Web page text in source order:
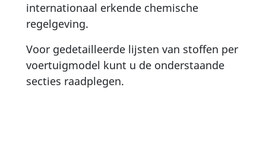
internationaal erkende chemische
regelgeving.
Voor gedetailleerde lijsten van stoffen per
voertuigmodel kunt u de onderstaande
secties raadplegen.